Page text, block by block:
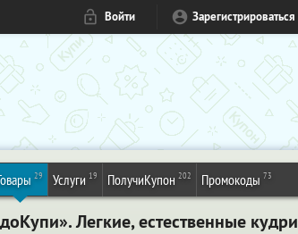
Войти Зарегистрироваться
29 Услуги 19 ПолучиКупон 202 Промокоды 73
Легкие, естественные кудри